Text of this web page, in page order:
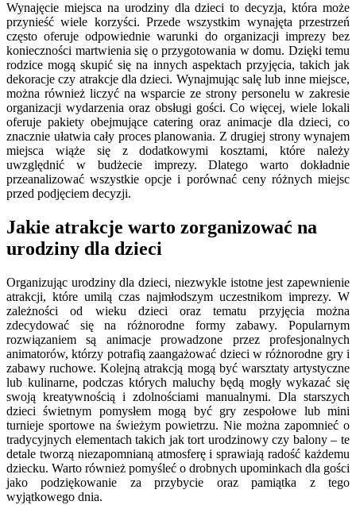
Wynajęcie miejsca na urodziny dla dzieci to decyzja, która może
przynieść wiele korzyści. Przede wszystkim wynajęta przestrzeń
często oferuje odpowiednie warunki do organizacji imprezy bez
konieczności martwienia się o przygotowania w domu. Dzięki temu
rodzice mogą skupić się na innych aspektach przyjęcia, takich jak
dekoracje czy atrakcje dla dzieci. Wynajmując salę lub inne miejsce,
można również liczyć na wsparcie ze strony personelu w zakresie
organizacji wydarzenia oraz obsługi gości. Co więcej, wiele lokali
oferuje pakiety obejmujące catering oraz animacje dla dzieci, co
znacznie ułatwia cały proces planowania. Z drugiej strony wynajem
miejsca wiąże się z dodatkowymi kosztami, które należy
uwzględnić w budżecie imprezy. Dlatego warto dokładnie
przeanalizować wszystkie opcje i porównać ceny różnych miejsc
przed podjęciem decyzji.
Jakie atrakcje warto zorganizować na
urodziny dla dzieci
Organizując urodziny dla dzieci, niezwykle istotne jest zapewnienie
atrakcji, które umilą czas najmłodszym uczestnikom imprezy. W
zależności od wieku dzieci oraz tematu przyjęcia można
zdecydować się na różnorodne formy zabawy. Popularnym
rozwiązaniem są animacje prowadzone przez profesjonalnych
animatorów, którzy potrafią zaangażować dzieci w różnorodne gry i
zabawy ruchowe. Kolejną atrakcją mogą być warsztaty artystyczne
lub kulinarne, podczas których maluchy będą mogły wykazać się
swoją kreatywnością i zdolnościami manualnymi. Dla starszych
dzieci świetnym pomysłem mogą być gry zespołowe lub mini
turnieje sportowe na świeżym powietrzu. Nie można zapomnieć o
tradycyjnych elementach takich jak tort urodzinowy czy balony – te
detale tworzą niezapomnianą atmosferę i sprawiają radość każdemu
dziecku. Warto również pomyśleć o drobnych upominkach dla gości
jako podziękowanie za przybycie oraz pamiątka z tego
wyjątkowego dnia.